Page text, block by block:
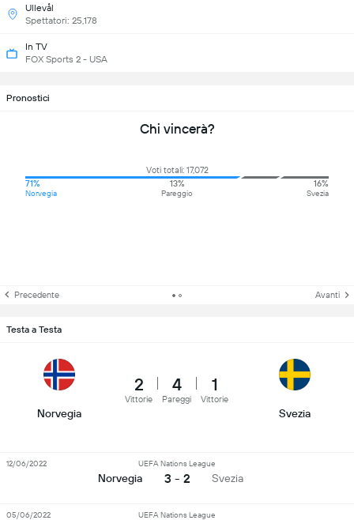
Ullevål
Spettatori: 25,178
In TV
FOX Sports 2 - USA
Pronostici
Chi vincerà?
Voti totali: 17,072
71%
Norvegia
13%
Pareggio
16%
Svezia
Precedente Avanti
Testa a Testa
Norvegia
2
Vittorie
4
Pareggi
1
Vittorie
Svezia
Norvegia
UEFA Nations League
3 - 2 Svezia
12/06/2022
UEFA Nations League
05/06/2022